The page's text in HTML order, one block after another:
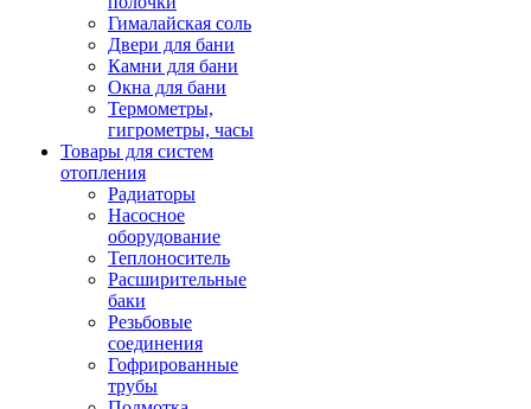
Гималайская соль
Двери для бани
Камни для бани
Окна для бани
Термометры,
гигрометры, часы
Товары для систем
отопления
Радиаторы
Насосное
оборудование
Теплоноситель
Расширительные
баки
Резьбовые
соединения
Гофрированные
трубы